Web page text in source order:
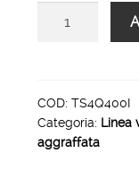
aggraffata
40
metri
COD: TS4Q400I
Categoria: Linea
aggraffata